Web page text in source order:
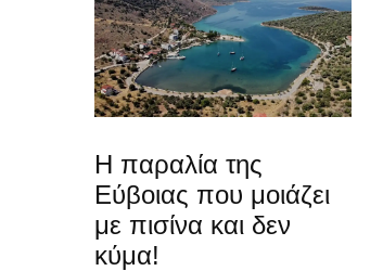
Η παραλία της
Εύβοιας που μοιάζει
με πισίνα και δεν
κύμα!